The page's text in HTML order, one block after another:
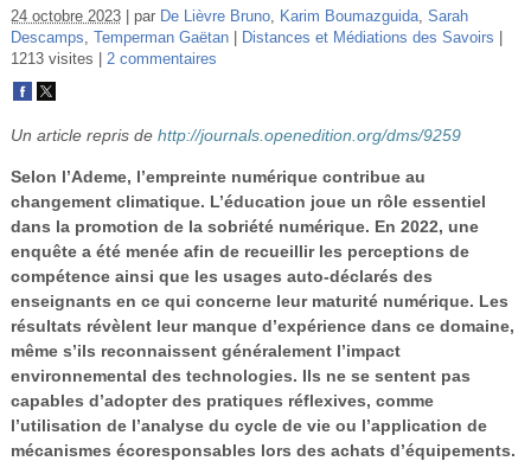
Colloques
24 octobre 2023 par De Lièvre Bruno, Karim Boumazguida, Sarah
Descamps
Temperman Gaëtan
Distances et Médiations des Savoirs
1213 visites
2 commentaires
Un article repris de http://journals.openedition.org/dms/9259
Selon l’Ademe, l’empreinte numérique contribue au
changement climatique. L’éducation joue un rôle essentiel
dans la promotion de la sobriété numérique. En 2022, une
enquête a été menée afin de recueillir les perceptions de
compétence ainsi que les usages auto-déclarés des
enseignants en ce qui concerne leur maturité numérique. Les
résultats révèlent leur manque d’expérience dans ce domaine,
même s’ils reconnaissent généralement l’impact
environnemental des technologies. Ils ne se sentent pas
capables d’adopter des pratiques réflexives, comme
l’utilisation de l’analyse du cycle de vie ou l’application de
mécanismes écoresponsables lors des achats d’équipements.